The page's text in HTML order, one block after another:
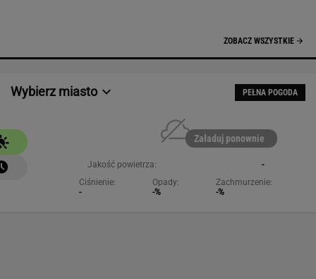
ZOBACZ WSZYSTKIE
Wybierz miasto PEŁNA POGODA
Załaduj ponownie
Jakość powietrza:
-
Ciśnienie:
-
Opady:
-%
Zachmurzenie:
-%